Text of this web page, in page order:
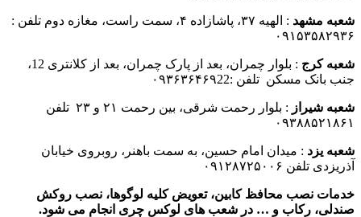
شعبه مشهد
: الهیه ۳۷، پاشازاده ۴، سمت راست، مغازه دوم تلفن :
۰۹۱۵۳۵۸۲۹۳۶
شعبه کرج
: بلوار چمران، بعد از پارک چمران، بعد از کلانتری 12،
جنب بانک مسکن تلفن :۰۹۳۶۳۶۴۶۹22
شعبه شیراز
: بلوار رحمت شرقی، بین رحمت ۲۱ و ۲۳ تلفن
۰۹۳۸۸۵۲۱۸۶۱
شعبه یزد : میدان امام حسین، به سمت باهنر، روبروی خیابان
آذریزدی تلفن ۰۹۱۲۸۷۲۵۰۰۶
خدمات نصب محافظ کابین، تعویض کلیه لوگوها، نصب روکش
صندلی، رکاب و … در شعب های لوکس چری انجام می شود.